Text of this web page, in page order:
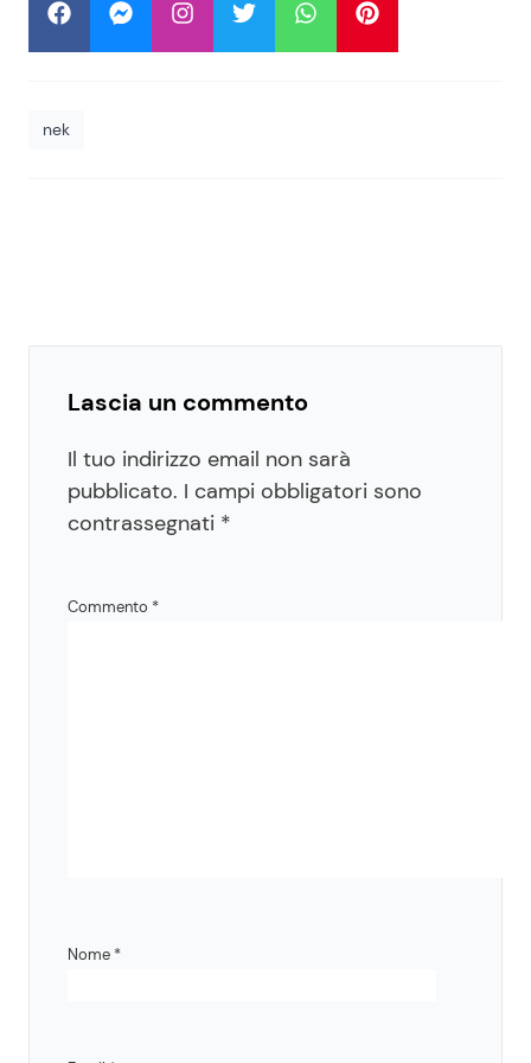
nek
Lascia un commento
Il tuo indirizzo email non sarà
pubblicato. I campi obbligatori sono
contrassegnati *
Commento *
Nome *